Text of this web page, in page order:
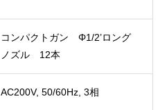
コンパクトガン Φ1/2’ロング
ノズル 12本
AC200V, 50/60Hz, 3相